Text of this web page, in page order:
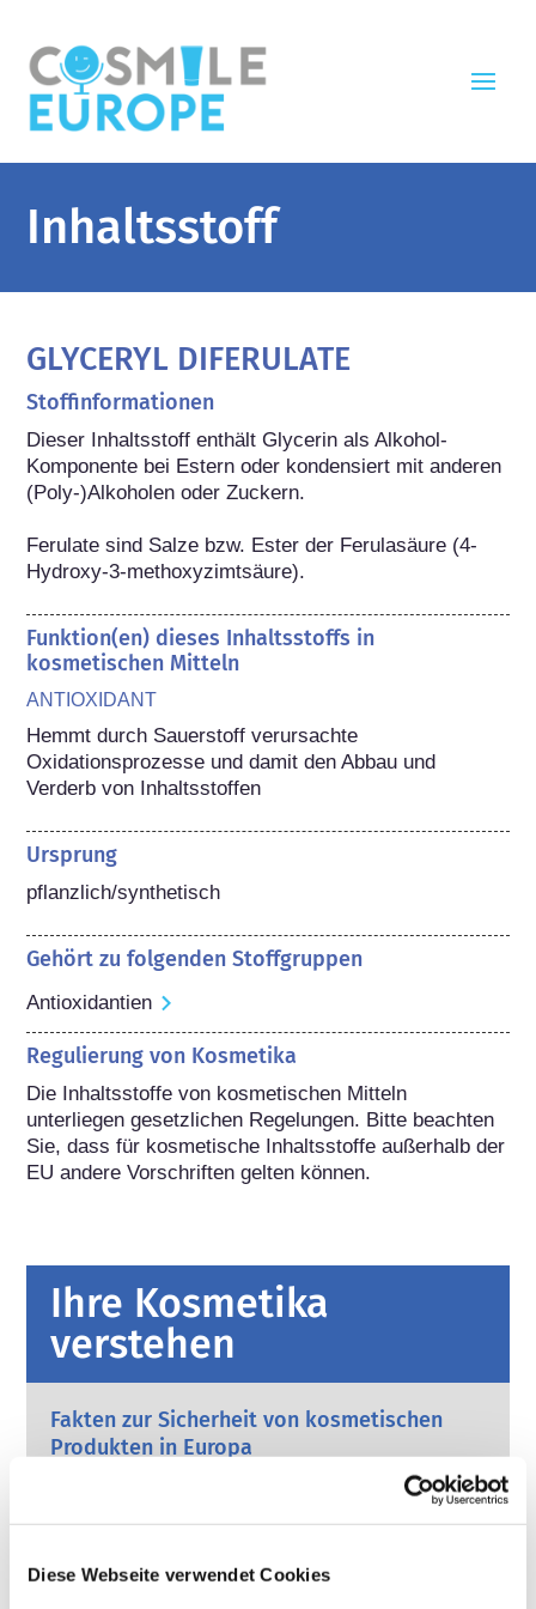
Diese Webseite verwendet Cookies
Inhaltsstoff
GLYCERYL DIFERULATE
Stoffinformationen
Dieser Inhaltsstoff enthält Glycerin als Alkohol-
Komponente bei Estern oder kondensiert mit anderen
(Poly-)Alkoholen oder Zuckern.
Ferulate sind Salze bzw. Ester der Ferulasäure (4-
Hydroxy-3-methoxyzimtsäure).
Funktion(en) dieses Inhaltsstoffs in
kosmetischen Mitteln
ANTIOXIDANT
Hemmt durch Sauerstoff verursachte
Oxidationsprozesse und damit den Abbau und
Verderb von Inhaltsstoffen
Ursprung
pflanzlich/synthetisch
Gehört zu folgenden Stoffgruppen
Antioxidantien
Regulierung von Kosmetika
Die Inhaltsstoffe von kosmetischen Mitteln
unterliegen gesetzlichen Regelungen. Bitte beachten
Sie, dass für kosmetische Inhaltsstoffe außerhalb der
EU andere Vorschriften gelten können.
Ihre Kosmetika
verstehen
Fakten zur Sicherheit von kosmetischen
Produkten in Europa
Strenge Rechtsvorschriften sorgen dafür,
Körperpflegemittel, die in der Europäischen
Anwendung am Menschen sind. Die